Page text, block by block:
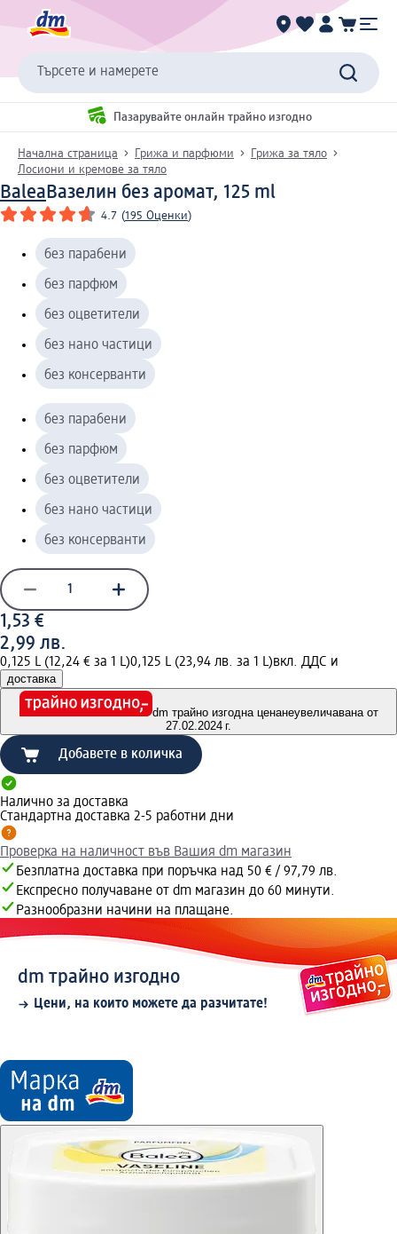
Търсете и намерете
Пазарувайте онлайн трайно изгодно
Начална страница Грижа и парфюми
Грижа за тяло
Лосиони и кремове за тяло
BaleaВазелин без аромат, 125 ml
4.7 (195 Оценки)
без парабени
без парфюм
без оцветители
без нано частици
без консерванти
без парабени
без парфюм
без оцветители
без нано частици
без консерванти
1,53 €
2,99 лв.
0,125 L (12,24 € за 1 L)0,125 L (23,94 лв. за 1 L)вкл. ДДС и
доставка
dm трайно изгодна ценанеувеличавана от
27.02.2024 г.
Добавете в количка
Налично за доставка
Стандартна доставка 2-5 работни дни
Проверка на наличност във Вашия dm магазин
Безплатна доставка при поръчка над 50 € / 97,79 лв.
Експресно получаване от dm магазин до 60 минути.
Разнообразни начини на плащане.
dm трайно изгодно
Цени, на които можете да разчитате!